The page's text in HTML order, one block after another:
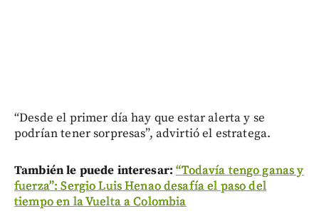
“Desde el primer día hay que estar alerta y se
podrían tener sorpresas”, advirtió el estratega.
También le puede interesar: “Todavía tengo ganas y
fuerza”: Sergio Luis Henao desafía el paso del
tiempo en la Vuelta a Colombia